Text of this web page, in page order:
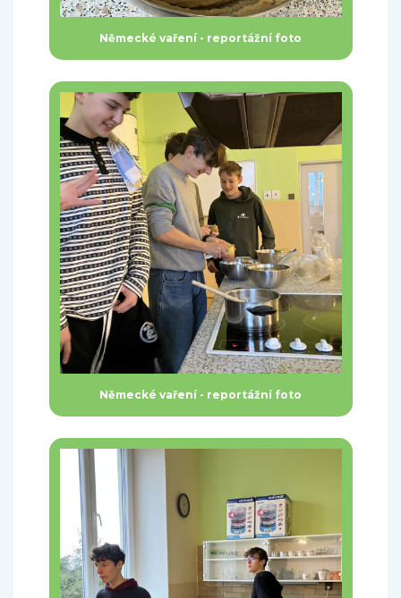
Německé vaření - reportážní foto
Německé vaření - reportážní foto